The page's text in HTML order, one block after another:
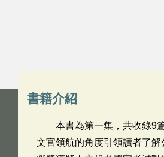
書籍介紹
本書為第一集，共收錄9
文官領航的角度引領讀者了